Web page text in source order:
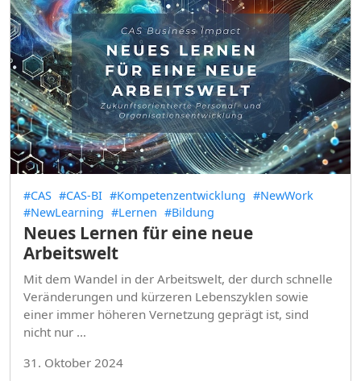
#CAS #CAS-BI #Kompetenzentwicklung #NewWork
#NewLearning #Lernen #Bildung
Neues Lernen für eine neue
Arbeitswelt
Mit dem Wandel in der Arbeitswelt, der durch schnelle
Veränderungen und kürzeren Lebenszyklen sowie
einer immer höheren Vernetzung geprägt ist, sind
nicht nur …
31. Oktober 2024